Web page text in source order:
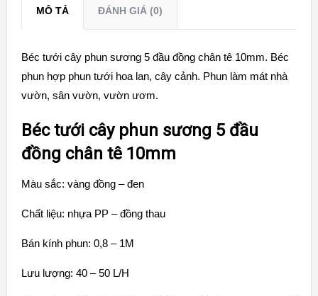
MÔ TẢ ĐÁNH GIÁ (0)
Béc tưới cây phun sương 5 đầu đồng chân tê 10mm. Béc
phun hợp phun tưới hoa lan, cây cảnh. Phun làm mát nhà
vườn, sân vườn, vườn ươm.
Béc tưới cây phun sương 5 đầu
đồng chân tê 10mm
Màu sắc: vàng đồng – đen
Chất liệu: nhựa PP – đồng thau
Bán kính phun: 0,8 – 1M
Lưu lượng: 40 – 50 L/H